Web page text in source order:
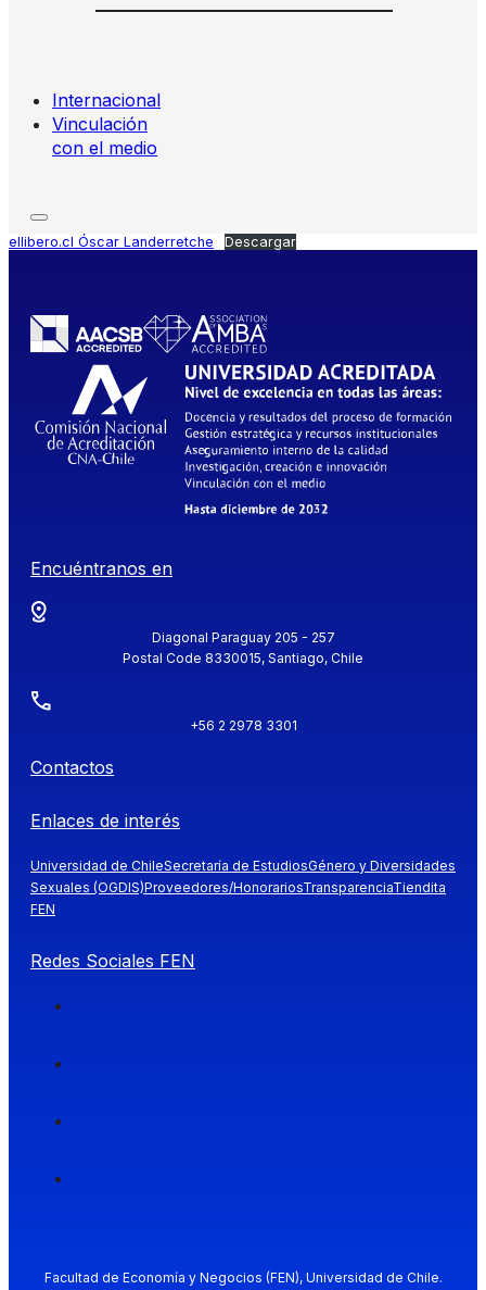
Internacional
Vinculación
con el medio
ellibero.cl Óscar Landerretche Descargar
Encuéntranos en
Diagonal Paraguay 205 - 257
Postal Code 8330015, Santiago, Chile
+56 2 2978 3301
Contactos
Enlaces de interés
Universidad de ChileSecretaría de EstudiosGénero y Diversidades
Sexuales (OGDIS)Proveedores/HonorariosTransparenciaTiendita
FEN
Redes Sociales FEN
Facultad de Economía y Negocios (FEN), Universidad de Chile.